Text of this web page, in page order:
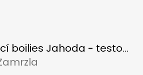
Chytací boilies Jahoda - testovací balení
produktu je 4 z 5 hvězdiček.